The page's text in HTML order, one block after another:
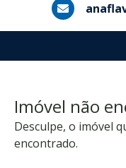
Imóvel não
Desculpe, o imóvel
encontrado.